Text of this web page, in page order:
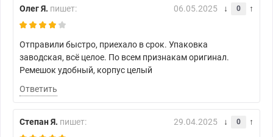
Олег Я. пишет: 06.05.2025 0
Отправили быстро, приехало в срок. Упаковка
заводская, всё целое. По всем признакам оригинал.
Ремешок удобный, корпус целый
Ответить
Степан Я. пишет: 29.04.2025 0